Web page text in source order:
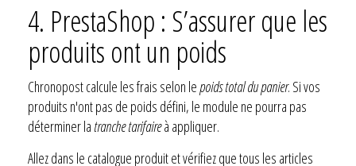
4. PrestaShop : S’assurer que les
produits ont un poids
Chronopost calcule les frais selon lepoids total du panier. Si vos
produits n'ont pas de poids défini, le module ne pourra pas
déterminer latranche tarifaireà appliquer.
Allez dans le catalogue produit et vérifiez que tous les articles